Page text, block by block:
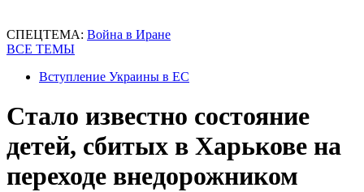
СПЕЦТЕМА: Война в Иране
ВСЕ ТЕМЫ
Вступление Украины в ЕС
Стало известно состояние
детей, сбитых в Харькове на
переходе внедорожником